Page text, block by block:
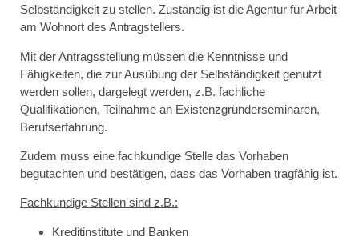
Selbständigkeit zu stellen. Zuständig ist die Agentur für Arbeit
am Wohnort des Antragstellers.
Mit der Antragsstellung müssen die Kenntnisse und
Fähigkeiten, die zur Ausübung der Selbständigkeit genutzt
werden sollen, dargelegt werden, z.B. fachliche
Qualifikationen, Teilnahme an Existenzgründerseminaren,
Berufserfahrung.
Zudem muss eine fachkundige Stelle das Vorhaben
begutachten und bestätigen, dass das Vorhaben tragfähig ist.
Fachkundige Stellen sind z.B.:
Kreditinstitute und Banken